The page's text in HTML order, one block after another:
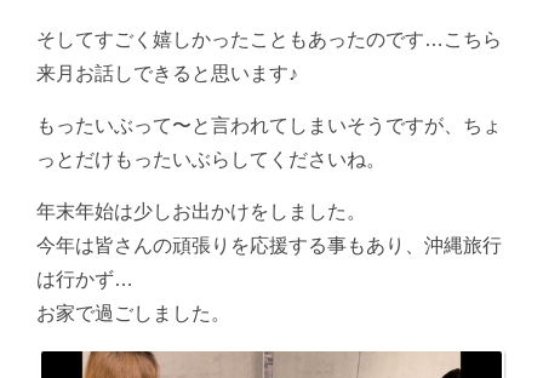
そしてすごく嬉しかったこともあったのです…こちら
来月お話しできると思います♪
もったいぶって〜と言われてしまいそうですが、ちょ
っとだけもったいぶらしてくださいね。
年末年始は少しお出かけをしました。
今年は皆さんの頑張りを応援する事もあり、沖縄旅行
は行かず…
お家で過ごしました。